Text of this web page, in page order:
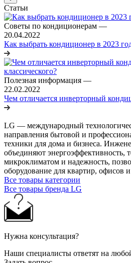
Статьи
Советы по кондиционерам —
20.04.2022
Как выбрать кондиционер в 2023
Полезная информация —
22.02.2022
Чем отличается инверторный
LG — международный
направления бытовой и
техники для дома и бизнеса.
объединяют энергоэффективность,
микроклиматом и надежность,
оборудование для квартир, офисов
Все товары категории
Все товары бренда LG
Нужна консультация?
Наши специалисты ответят на